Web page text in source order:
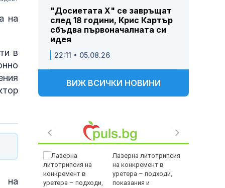
на
в
на
"Досиетата Х" се завръщат
след 18 години, Крис Картър
сбъдва първоначалната си
идея
22:11 • 05.08.26
ВИЖ ВСИЧКИ НОВИНИ
и
Лазерна литотрипсия
на конкремент в
уретера – подходи,
показания и